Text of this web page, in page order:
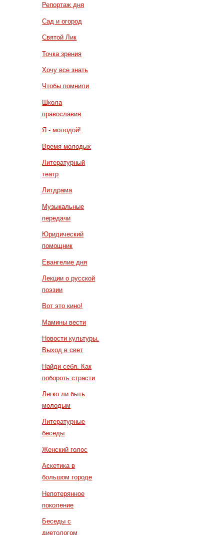
Репортаж дня
Сад и огород
Святой Лик
Точка зрения
Хочу все знать
Чтобы помнили
Школа
православия
Я - молодой!
Время молодых
Литературный
театр
Литдрама
Музыкальные
передачи
Юридический
помощник
Евангелие дня
Лекции о русской
поэзии
Вот это кино!
Мамины вести
Новости культуры.
Выход в свет
Найди себя. Как
побороть страсти
Легко ли быть
молодым
Литературные
беседы
Женский голос
Аскетика в
большом городе
Непотерянное
поколение
Беседы с
диетологом